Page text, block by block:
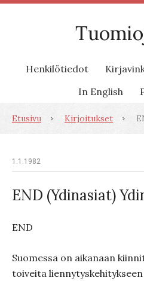
Henkilötiedot
In English
Etusivu Kirjoitukset
1.1.1982
END (Ydinasiat)
END
Suomessa on aikanaan
toiveita liennytyskehitykseen